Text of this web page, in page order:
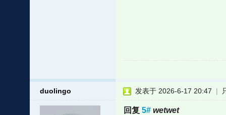
duolingo 发表于 2026-6-17 20:47 |
回复 5# wetwet